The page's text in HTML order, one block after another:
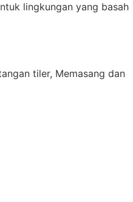
lingkungan yang basah